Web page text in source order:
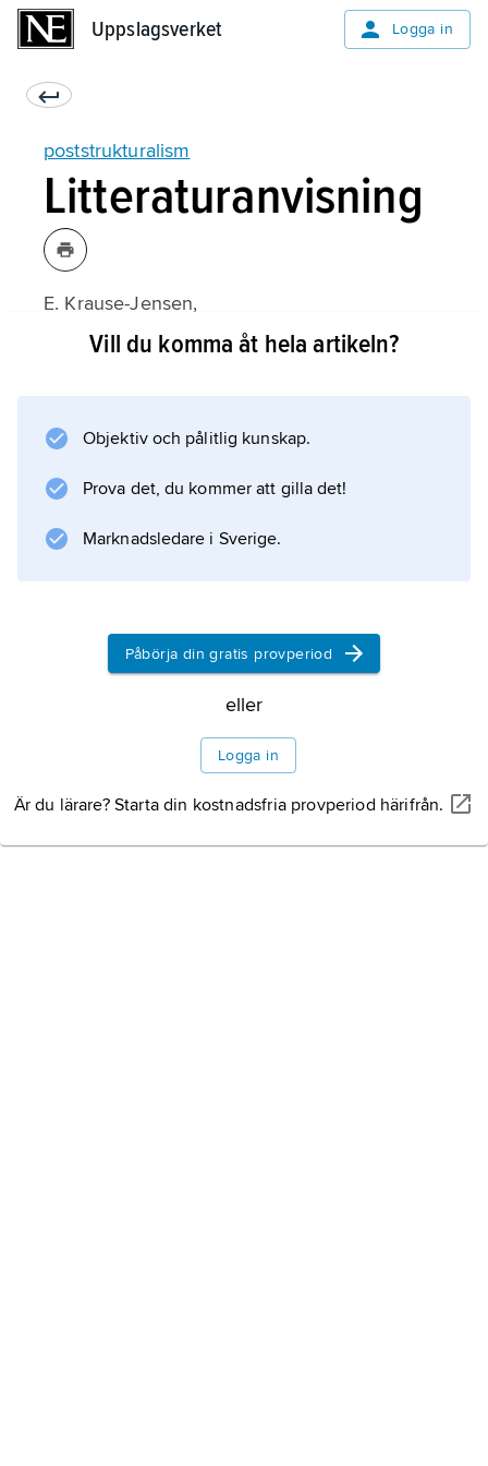
Uppslagsverket Logga in
poststrukturalism
Litteraturanvisning
E. Krause-Jensen,
Nomadfilosofi
Vill du komma åt hela artikeln?
Objektiv och pålitlig kunskap.
Prova det, du kommer att gilla det!
Marknadsledare i Sverige.
Påbörja din gratis provperiod
eller
Logga in
Är du lärare? Starta din kostnadsfria provperiod härifrån.